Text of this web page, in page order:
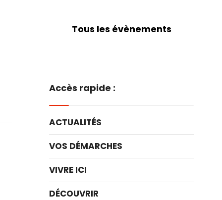
Tous les évènements
Accès rapide :
ACTUALITÉS
VOS DÉMARCHES
VIVRE ICI
DÉCOUVRIR